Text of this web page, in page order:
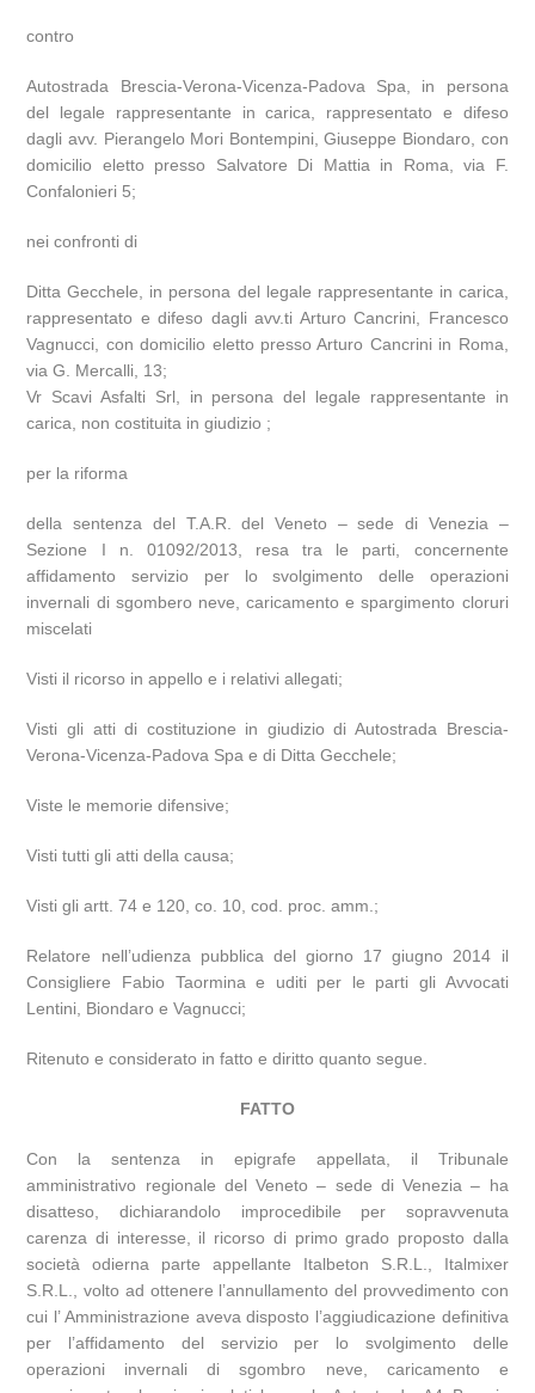
contro
Autostrada Brescia-Verona-Vicenza-Padova Spa, in persona
del legale rappresentante in carica, rappresentato e difeso
dagli avv. Pierangelo Mori Bontempini, Giuseppe Biondaro, con
domicilio eletto presso Salvatore Di Mattia in Roma, via F.
Confalonieri 5;
nei confronti di
Ditta Gecchele, in persona del legale rappresentante in carica,
rappresentato e difeso dagli avv.ti Arturo Cancrini, Francesco
Vagnucci, con domicilio eletto presso Arturo Cancrini in Roma,
via G. Mercalli, 13;
Vr Scavi Asfalti Srl, in persona del legale rappresentante in
carica, non costituita in giudizio ;
per la riforma
della sentenza del T.A.R. del Veneto – sede di Venezia –
Sezione I n. 01092/2013, resa tra le parti, concernente
affidamento servizio per lo svolgimento delle operazioni
invernali di sgombero neve, caricamento e spargimento cloruri
miscelati
Visti il ricorso in appello e i relativi allegati;
Visti gli atti di costituzione in giudizio di Autostrada Brescia-
Verona-Vicenza-Padova Spa e di Ditta Gecchele;
Viste le memorie difensive;
Visti tutti gli atti della causa;
Visti gli artt. 74 e 120, co. 10, cod. proc. amm.;
Relatore nell’udienza pubblica del giorno 17 giugno 2014 il
Consigliere Fabio Taormina e uditi per le parti gli Avvocati
Lentini, Biondaro e Vagnucci;
Ritenuto e considerato in fatto e diritto quanto segue.
FATTO
Con la sentenza in epigrafe appellata, il Tribunale
amministrativo regionale del Veneto – sede di Venezia – ha
disatteso, dichiarandolo improcedibile per sopravvenuta
carenza di interesse, il ricorso di primo grado proposto dalla
società odierna parte appellante Italbeton S.R.L., Italmixer
S.R.L., volto ad ottenere l’annullamento del provvedimento con
cui l’ Amministrazione aveva disposto l’aggiudicazione definitiva
per l’affidamento del servizio per lo svolgimento delle
operazioni invernali di sgombro neve, caricamento e